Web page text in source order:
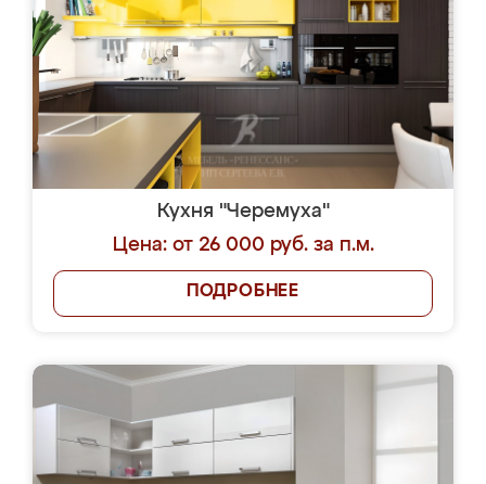
Кухня "Черемуха"
Цена: от 26 000 руб. за п.м.
ПОДРОБНЕЕ